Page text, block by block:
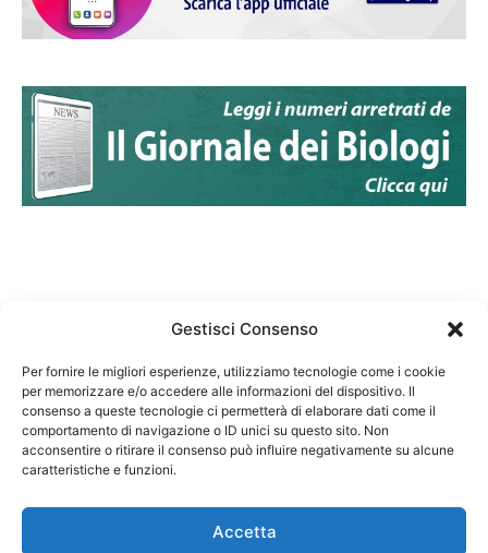
Gestisci Consenso
Per fornire le migliori esperienze, utilizziamo tecnologie come i cookie
per memorizzare e/o accedere alle informazioni del dispositivo. Il
consenso a queste tecnologie ci permetterà di elaborare dati come il
comportamento di navigazione o ID unici su questo sito. Non
acconsentire o ritirare il consenso può influire negativamente su alcune
caratteristiche e funzioni.
Accetta
Federazione Nazionale Degli Ordini dei Biologi:
codice fiscale 80069130583
Responsabile sito internet www.fnob.it: Vincenzo